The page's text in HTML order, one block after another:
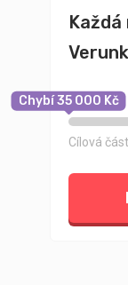
Chybí 35 000 Kč
Cílová